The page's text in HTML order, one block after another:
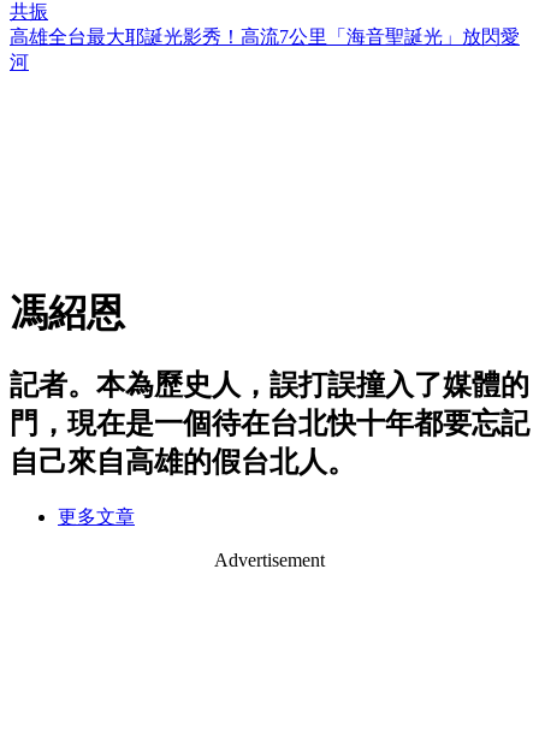
共振
高雄全台最大耶誕光影秀！高流7公里「海音聖誕光」放閃愛
河
馮紹恩
記者。本為歷史人，誤打誤撞入了媒體的
門，現在是一個待在台北快十年都要忘記
自己來自高雄的假台北人。
更多文章
Advertisement